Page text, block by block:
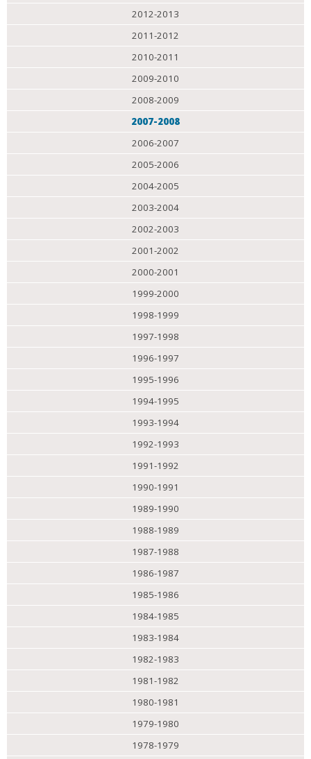
2012-2013
2011-2012
2010-2011
2009-2010
2008-2009
2007-2008
2006-2007
2005-2006
2004-2005
2003-2004
2002-2003
2001-2002
2000-2001
1999-2000
1998-1999
1997-1998
1996-1997
1995-1996
1994-1995
1993-1994
1992-1993
1991-1992
1990-1991
1989-1990
1988-1989
1987-1988
1986-1987
1985-1986
1984-1985
1983-1984
1982-1983
1981-1982
1980-1981
1979-1980
1978-1979